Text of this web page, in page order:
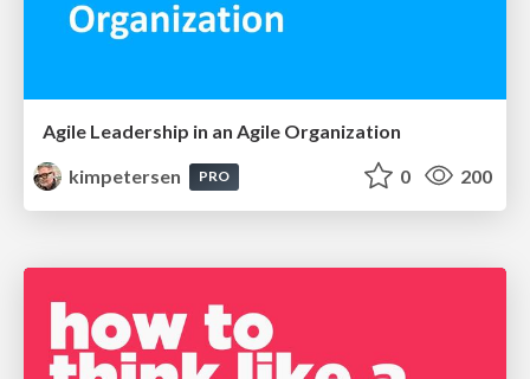
Agile Leadership in an Agile Organization
kimpetersen
PRO 0 200